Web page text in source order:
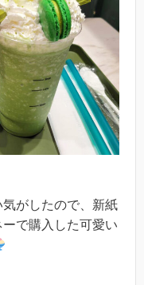
がしたので、新紙
で購入した可愛い